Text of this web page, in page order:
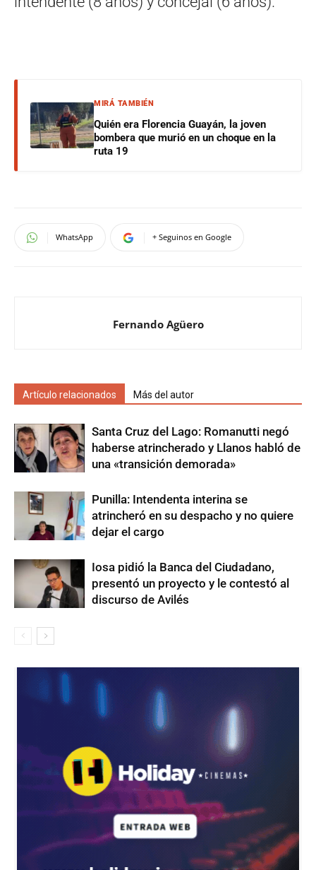
MIRÁ TAMBIÉN
Quién era Florencia Guayán, la joven
bombera que murió en un choque en la
ruta 19
WhatsApp + Seguinos en Google
Fernando Agüero
Artículo relacionados Más del autor
Santa Cruz del Lago: Romanutti negó
haberse atrincherado y Llanos habló de
una «transición demorada»
Punilla: Intendenta interina se
atrincheró en su despacho y no quiere
dejar el cargo
Iosa pidió la Banca del Ciudadano,
presentó un proyecto y le contestó al
discurso de Avilés